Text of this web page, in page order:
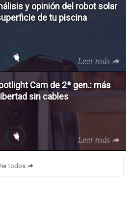
y opinión del robot solar
de tu piscina
Leer más
Cam de 2ª gen.: más
sin cables
Leer más
todos